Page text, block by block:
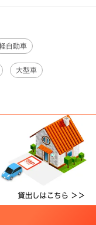
自動車
大型車